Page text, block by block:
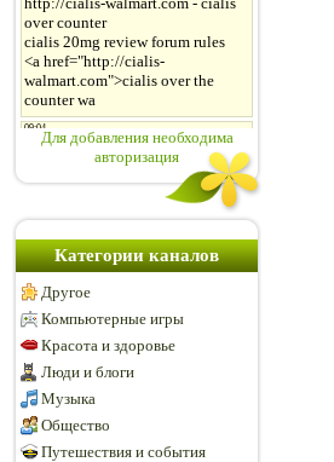
Для добавления необходима
авторизация
Категории каналов
Другое
Компьютерные игры
Красота и здоровье
Люди и блоги
Музыка
Общество
Путешествия и события